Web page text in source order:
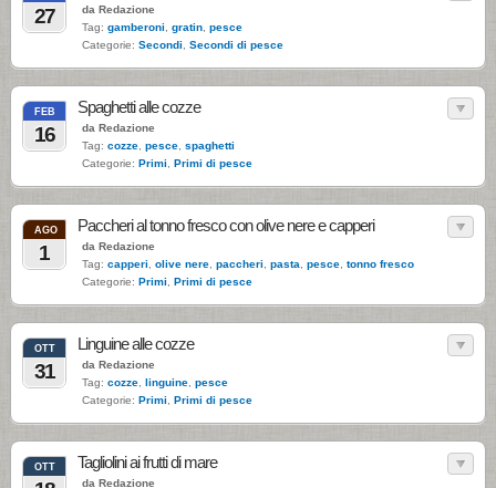
27
da Redazione
Tag: gamberoni gratin pesce
Categorie: Secondi Secondi di pesce
FEB
16
Spaghetti alle cozze
da Redazione
Tag: cozze pesce spaghetti
Categorie: Primi Primi di pesce
AGO
1
Paccheri al tonno fresco con olive nere e capperi
da Redazione
Tag: capperi olive nere paccheri pasta pesce tonno fresco
Categorie: Primi Primi di pesce
OTT
31
Linguine alle cozze
da Redazione
Tag: cozze linguine pesce
Categorie: Primi Primi di pesce
OTT Tagliolini ai frutti di mare
da Redazione